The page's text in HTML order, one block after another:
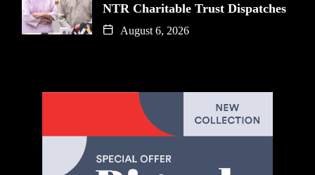
NTR Charitable Trust Dispatches
August 6, 2026